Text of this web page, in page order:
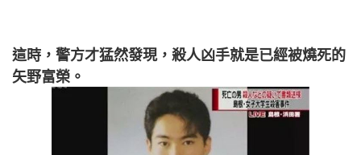
這時，警方才猛然發現，殺人凶手就是已經被燒死的
矢野富榮。